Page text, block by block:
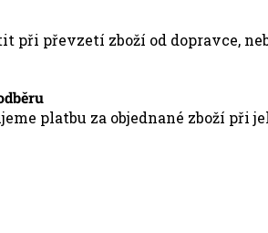
při převzetí zboží od dopravce,
platbu za objednané zboží při